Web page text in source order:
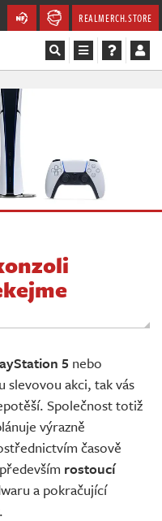
REALMERCH.STORE
5 nebo
slevovou akci, tak vás
Společnost totiž
výrazně
časově
rostoucí
a pokračující